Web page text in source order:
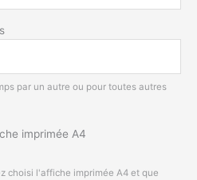
par un autre ou pour toutes autres
imprimée A4
choisi l'affiche imprimée A4 et que